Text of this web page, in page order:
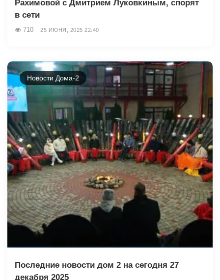
Рахимовой с Дмитрием Луковкиным, спорят
в сети
710 25 ИЮНЯ, 2025 22:40
Новости Дома-2
Последние новости дом 2 на сегодня 27
декабря 2025